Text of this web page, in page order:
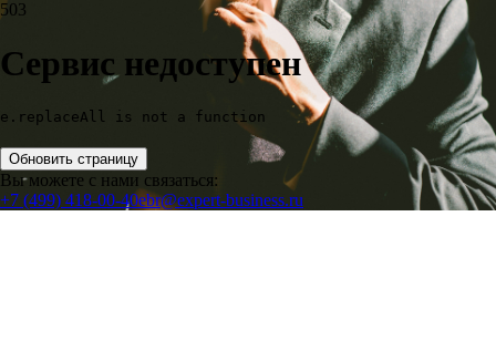
503
Сервис недоступен
e.replaceAll is not a function
Обновить страницу
Вы можете с нами связаться:
+7 (499) 418-00-40ebr@expert-business.ru